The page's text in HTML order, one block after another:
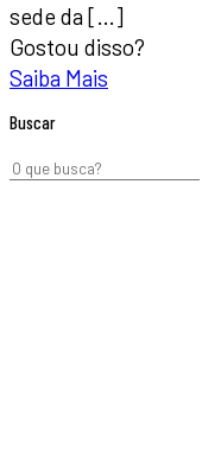
sede da […]
Gostou disso?
Saiba Mais
Buscar